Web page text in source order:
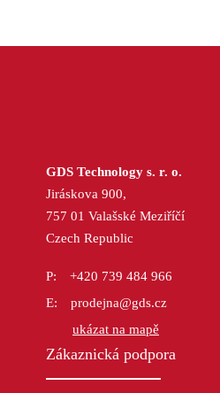
GDS Technology s. r. o.
Jiráskova 900,
757 01 Valašské Meziříčí
Czech Republic
+420 739 484 966
prodejna@gds.cz
ukázat na mapě
Zákaznická podpora